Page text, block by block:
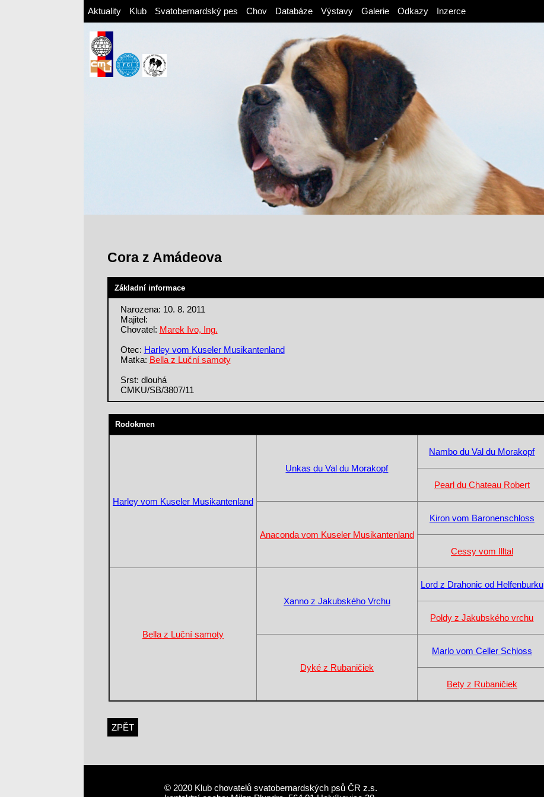
Aktuality Klub Svatobernardský pes Chov Databáze Výstavy Galerie Odkazy Inzerce
Cora z Amádeova
Základní informace
Narozena: 10. 8. 2011
Majitel:
Chovatel: Marek Ivo, Ing.
Otec: Harley vom Kuseler Musikantenland
Matka: Bella z Luční samoty
Srst: dlouhá
CMKU/SB/3807/11
Rodokmen
Harley vom Kuseler Musikantenland
Unkas du Val du Morakopf
Nambo du Val du Morakopf
Pearl du Chateau Robert
Anaconda vom Kuseler Musikantenland
Kiron vom Baronenschloss
Cessy vom Illtal
Bella z Luční samoty
Xanno z Jakubského Vrchu
Lord z Drahonic od Helfenburku
Poldy z Jakubského vrchu
Dyké z Rubaničiek
Marlo vom Celler Schloss
Bety z Rubaničiek
ZPĚT
© 2020 Klub chovatelů svatobernardských psů ČR z.s.